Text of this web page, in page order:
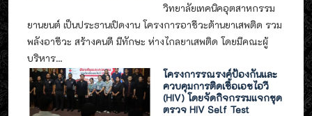
วิทยาลัยเทคนิคอุตสาหกรรม
ยานยนต์ เป็นประธานเปิดงาน โครงการอาชีวะต้านยาเสพติด รวม
พลังอาชีวะ สร้างคนดี มีทักษะ ห่างไกลยาเสพติด โดยมีคณะผู้
บริหาร...
โครงการรณรงค์ป้องกันและ
ควบคุมการติดเชื้อเอชไอวี
(HIV) โดยจัดกิจกรรมแจกชุด
ตรวจ HIV Self Test